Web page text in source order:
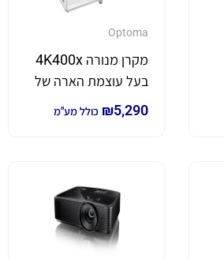
Optoma
מקרן מנורה 4K400x
בעל עוצמת הארה של
4,000 לומן *4K*₪5,290 כולל מע"מ